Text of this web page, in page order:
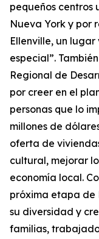
pequeños centros
Nueva York y por
Ellenville, un
especial”.
Regional de
por creer en el
personas que lo
millones de
oferta de
cultural, mejorar
economía local.
próxima etapa de
su diversidad y
familias,